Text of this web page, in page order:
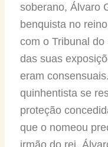
soberano, Álvaro
benquista no
com o Tribunal
das suas
eram
quinhentista se
proteção
que o nomeou
irmão do rei.